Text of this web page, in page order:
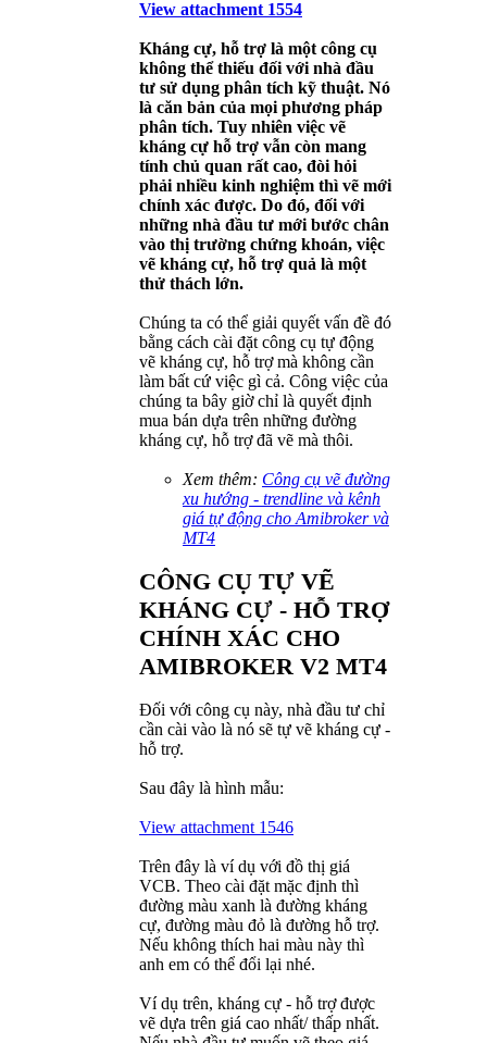
View attachment 1554
Kháng cự, hỗ trợ là một công cụ
không thể thiếu đối với nhà đầu
tư sử dụng phân tích kỹ thuật. Nó
là căn bản của mọi phương pháp
phân tích. Tuy nhiên việc vẽ
kháng cự hỗ trợ vẫn còn mang
tính chủ quan rất cao, đòi hỏi
phải nhiều kinh nghiệm thì vẽ mới
chính xác được. Do đó, đối với
những nhà đầu tư mới bước chân
vào thị trường chứng khoán, việc
vẽ kháng cự, hỗ trợ quả là một
thử thách lớn.
Chúng ta có thể giải quyết vấn đề đó
bằng cách cài đặt công cụ tự động
vẽ kháng cự, hỗ trợ mà không cần
làm bất cứ việc gì cả. Công việc của
chúng ta bây giờ chỉ là quyết định
mua bán dựa trên những đường
kháng cự, hỗ trợ đã vẽ mà thôi.
Xem thêm: Công cụ vẽ đường
xu hướng - trendline và kênh
giá tự động cho Amibroker và
MT4
CÔNG CỤ TỰ VẼ
KHÁNG CỰ - HỖ TRỢ
CHÍNH XÁC CHO
AMIBROKER V2 MT4
Đối với công cụ này, nhà đầu tư chỉ
cần cài vào là nó sẽ tự vẽ kháng cự -
hỗ trợ.
Sau đây là hình mẫu:
View attachment 1546
Trên đây là ví dụ với đồ thị giá
VCB. Theo cài đặt mặc định thì
đường màu xanh là đường kháng
cự, đường màu đỏ là đường hỗ trợ.
Nếu không thích hai màu này thì
anh em có thể đổi lại nhé.
Ví dụ trên, kháng cự - hỗ trợ được
vẽ dựa trên giá cao nhất/ thấp nhất.